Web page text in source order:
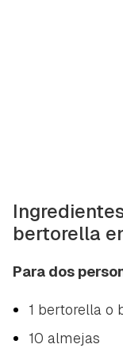
bertorella
Para dos
1 bertorella o
10 almejas